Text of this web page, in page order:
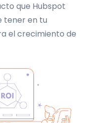
que Hubspot
tener en tu
el crecimiento de